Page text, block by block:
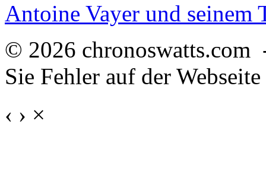
Antoine Vayer und seinem
© 2026
Sie Fehler auf der
‹ › ×